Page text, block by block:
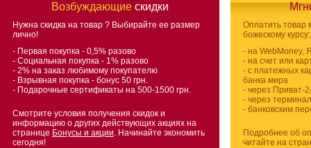
Возбуждающиескидки
Нужна скидка на товар ? Выбирайте ее размер
лично!
- Первая покупка - 0,5% разово
- Социальная покупка - 1% разово
- 2% на заказ любимому покупателю
- Взрывная покупка - бонус 50 грн.
- Подарочные сертификаты на 500-1500 грн.
Смотрите условия получения скидок и
информацию о других действующих акциях на
странице Бонусы и акции. Начинайте экономить
сегодня!
Оплатить товар
божескому курсу:
- на WebMoney,
- на счет или
- с платежных
банка мира
- через Приват-
- через
- банковским
Подробнее об
читайте на